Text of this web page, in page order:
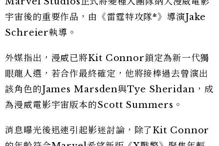
宇宙後的重要作品，由《雷霆特攻隊*》導演Jake
Schreier執導。
外媒指出，漫威已將Kit Connor鎖定為新一代獨
眼龍人選，若合作最終確定，他將接棒過去曾演出
該角色的James Marsden與Tye Sheridan，成
為漫威電影宇宙版本的Scott Summers。
消息曝光後迅速引起影迷討論，除了Kit Connor